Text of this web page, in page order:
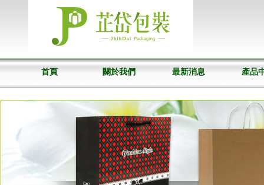
首頁 關於我們 最新消息 產品